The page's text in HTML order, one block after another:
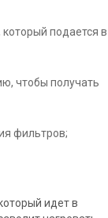
который подается в
чтобы получать
фильтров;
идет в